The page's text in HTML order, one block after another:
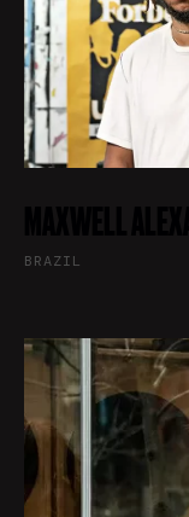
BRAZIL